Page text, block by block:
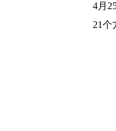
4月25
21个方